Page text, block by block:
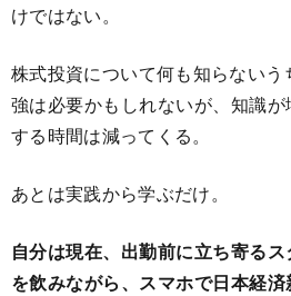
けではない。
株式投資について何も知らない
強は必要かもしれないが、知識
する時間は減ってくる。
あとは実践から学ぶだけ。
自分は現在、出勤前に立ち寄る
を飲みながら、スマホで日本経